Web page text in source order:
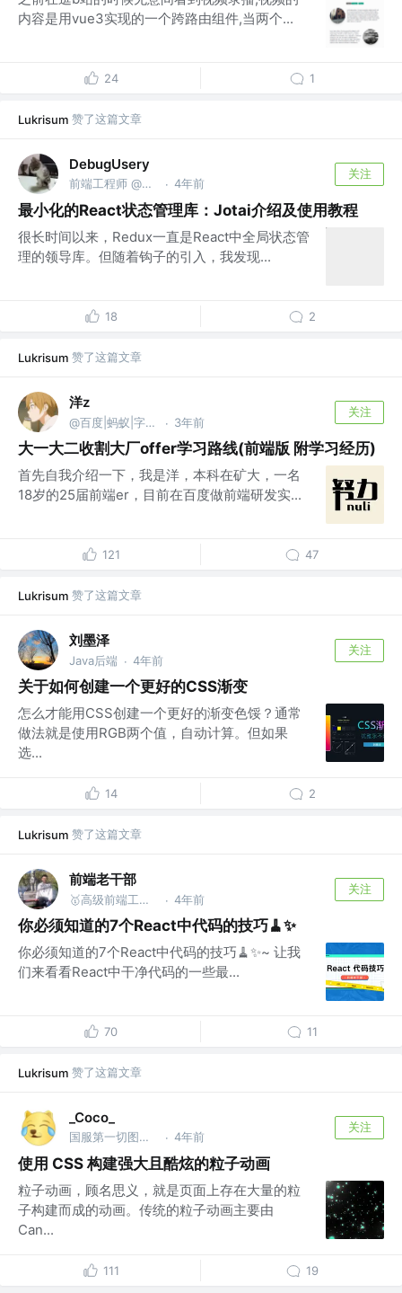
内容是用vue3实现的一个跨路由组件,当两个...
24 1
Lukrisum 赞了这篇文章
DebugUsery
前端工程师 @某不知名大厂 · 4年前
关注
最小化的React状态管理库：Jotai介绍及使用教程
很长时间以来，Redux一直是React中全局状态管
理的领导库。但随着钩子的引入，我发现...
18 2
Lukrisum 赞了这篇文章
洋z
@百度|蚂蚁|字节跳动|腾讯 · 3年前
关注
大一大二收割大厂offer学习路线(前端版 附学习经历)
首先自我介绍一下，我是洋，本科在矿大，一名
18岁的25届前端er，目前在百度做前端研发实...
121 47
Lukrisum 赞了这篇文章
刘墨泽
Java后端 · 4年前
关注
关于如何创建一个更好的CSS渐变
怎么才能用CSS创建一个更好的渐变色馁？通常
做法就是使用RGB两个值，自动计算。但如果
选...
14 2
Lukrisum 赞了这篇文章
前端老干部
🥇高级前端工程师 · 4年前
关注
你必须知道的7个React中代码的技巧🧹✨
你必须知道的7个React中代码的技巧🧹✨~ 让我
们来看看React中干净代码的一些最...
70 11
Lukrisum 赞了这篇文章
_Coco_
国服第一切图仔 @Shopee · 4年前
关注
使用 CSS 构建强大且酷炫的粒子动画
粒子动画，顾名思义，就是页面上存在大量的粒
子构建而成的动画。传统的粒子动画主要由
Can...
111 19